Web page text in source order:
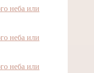
неба или
неба или
неба или